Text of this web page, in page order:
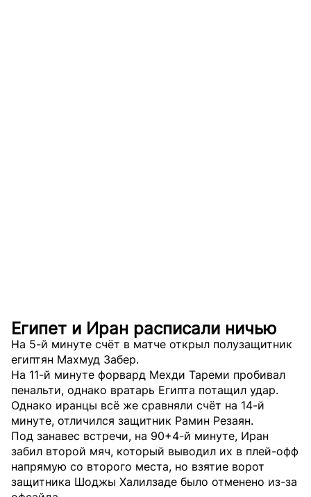
Египет и Иран расписали ничью
На 5-й минуте счёт в матче открыл полузащитник
египтян Махмуд Забер.
На 11-й минуте форвард Мехди Тареми пробивал
пенальти, однако вратарь Египта потащил удар.
Однако иранцы всё же сравняли счёт на 14-й
минуте, отличился защитник Рамин Резаян.
Под занавес встречи, на 90+4-й минуте, Иран
забил второй мяч, который выводил их в плей-офф
напрямую со второго места, но взятие ворот
защитника Шоджы Халилзаде было отменено из-за